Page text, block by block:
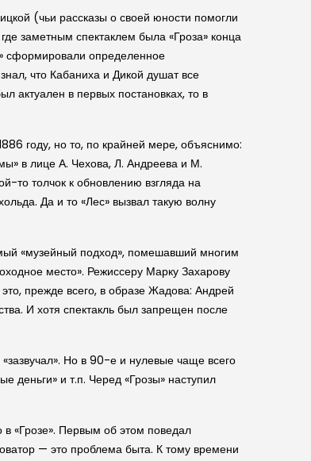
(чьи рассказы о своей юности помогли
заметным спектаклем была «Гроза» конца
сформировали определенное
что Кабаниха и Дикой душат все
актуален в первых постановках, то в
году, но то, по крайней мере, объяснимо:
в лице А. Чехова, Л. Андреева и М.
то толчок к обновлению взгляда на
Да и то «Лес» вызвал такую волну
«музейный подход», помешавший многим
место». Режиссеру Марку Захарову
прежде всего, в образе Жадова: Андрей
И хотя спектакль был запрещен после
Но в 90-е и нулевые чаще всего
деньги» и т.п. Черед «Грозы» наступил
в «Грозе». Первым об этом поведал
— это проблема быта. К тому времени